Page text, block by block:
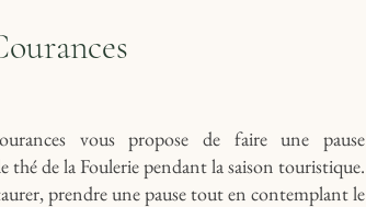
vous propose de faire une pause
thé de la Foulerie pendant la saison touristique.
prendre une pause tout en contemplant le